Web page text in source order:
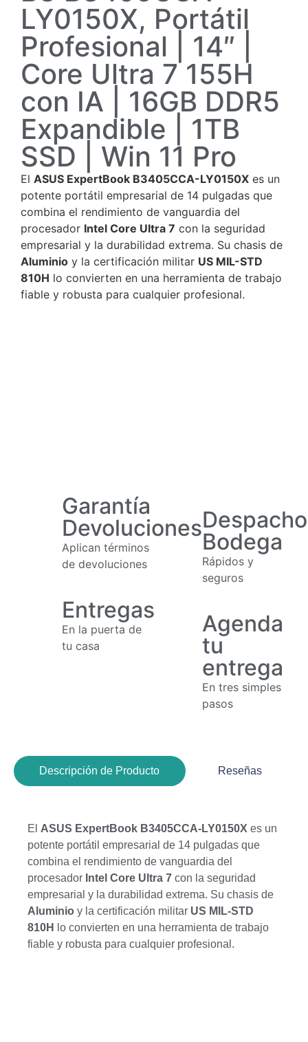
LY0150X, Portátil
Profesional | 14″ |
Core Ultra 7 155H
con IA | 16GB DDR5
Expandible | 1TB
SSD | Win 11 Pro
El ASUS ExpertBook B3405CCA-LY0150X es un
potente portátil empresarial de 14 pulgadas que
combina el rendimiento de vanguardia del
procesador Intel Core Ultra 7 con la seguridad
empresarial y la durabilidad extrema. Su chasis de
Aluminio y la certificación militar US MIL-STD
810H lo convierten en una herramienta de trabajo
fiable y robusta para cualquier profesional.
Garantía
Devoluciones
Aplican términos
de devoluciones
Bodega
Rápidos y
seguros
Entregas
En la puerta de
tu casa
Agenda
tu
entrega
En tres simples
pasos
Descripción de Producto Reseñas
El ASUS ExpertBook B3405CCA-LY0150X es un
potente portátil empresarial de 14 pulgadas que
combina el rendimiento de vanguardia del
procesador Intel Core Ultra 7 con la seguridad
empresarial y la durabilidad extrema. Su chasis de
Aluminio y la certificación militar US MIL-STD
810H
lo convierten en una herramienta de trabajo
fiable y robusta para cualquier profesional.